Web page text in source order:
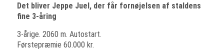
Det bliver Jeppe Juel, der får fornøjelsen af staldens
fine 3-åring
3-årige. 2060 m. Autostart.
Førstepræmie 60.000 kr.